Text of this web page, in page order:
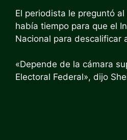
El periodista le preguntó
había tiempo para que el
Nacional para descalificar
«Depende de la cámara
Electoral Federal», dijo